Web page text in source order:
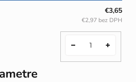
€3,65
€2,97 bez DPH